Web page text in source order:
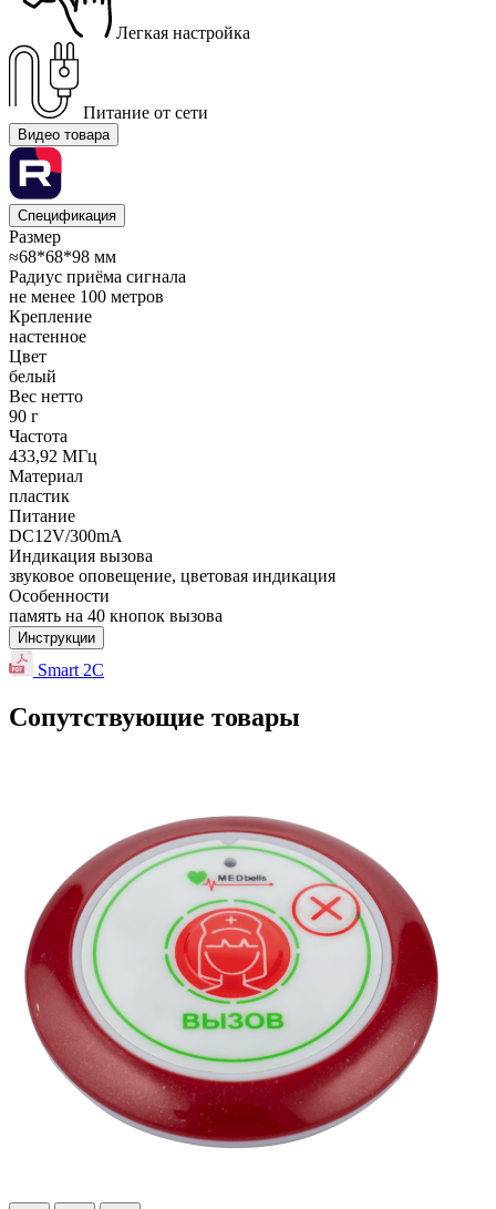
Легкая настройка
Питание от сети
Видео товара
Спецификация
Размер
≈68*68*98 мм
Радиус приёма сигнала
не менее 100 метров
Крепление
настенное
Цвет
белый
Вес нетто
90 г
Частота
433,92 МГц
Материал
пластик
Питание
DC12V/300mA
Индикация вызова
звуковое оповещение, цветовая индикация
Особенности
память на 40 кнопок вызова
Инструкции
Smart 2C
Сопутствующие товары